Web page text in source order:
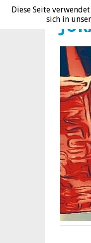
Diese Seite
sich in